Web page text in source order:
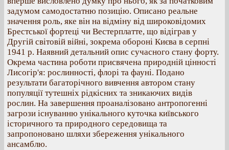
задумом самодостатню позицію. Описано реальне
значення роль, яке він на відміну від широковідомих
Брестської фортеці чи Вестерплатте, що відіграв у
Другій світовій війні, зокрема обороні Києва в серпні
1941 р. Наявний детальний опис сучасного стану форту.
Окрема частина роботи присвячена природній цінності
Лисогір'я: рослинності, флорі та фауні. Подано
результати багаторічного вивчення автором стану
популяції тутешніх рідкісних та зникаючих видів
рослин. На завершення проаналізовано антропогенні
загрози існуванню унікального куточка київського
історичного та природного середовища та
запропоновано шляхи збереження унікального
ансамблю.